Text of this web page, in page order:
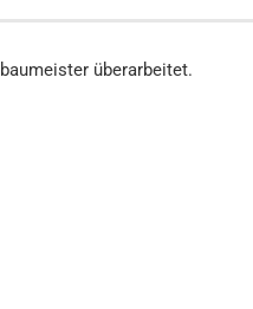
überarbeitet.